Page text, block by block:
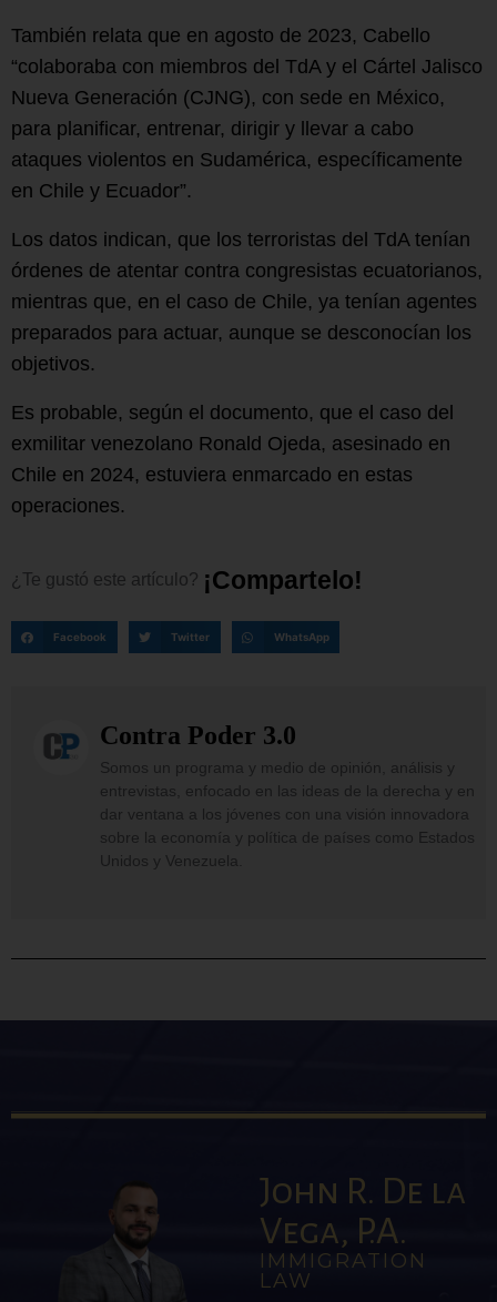
También relata que en agosto de 2023, Cabello
“colaboraba con miembros del TdA y el Cártel Jalisco
Nueva Generación (CJNG), con sede en México,
para planificar, entrenar, dirigir y llevar a cabo
ataques violentos en Sudamérica, específicamente
en Chile y Ecuador”.
Los datos indican, que los terroristas del TdA tenían
órdenes de atentar contra congresistas ecuatorianos,
mientras que, en el caso de Chile, ya tenían agentes
preparados para actuar, aunque se desconocían los
objetivos.
Es probable, según el documento, que el caso del
exmilitar venezolano Ronald Ojeda, asesinado en
Chile en 2024, estuviera enmarcado en estas
operaciones.
¿Te gustó este artículo? ¡Compartelo!
Facebook Twitter WhatsApp
Contra Poder 3.0
Somos un programa y medio de opinión, análisis y
entrevistas, enfocado en las ideas de la derecha y en
dar ventana a los jóvenes con una visión innovadora
sobre la economía y política de países como Estados
Unidos y Venezuela.
John R. De la
Vega, P.A.
IMMIGRATION
LAW